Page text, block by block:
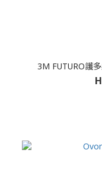
3M FUTURO護